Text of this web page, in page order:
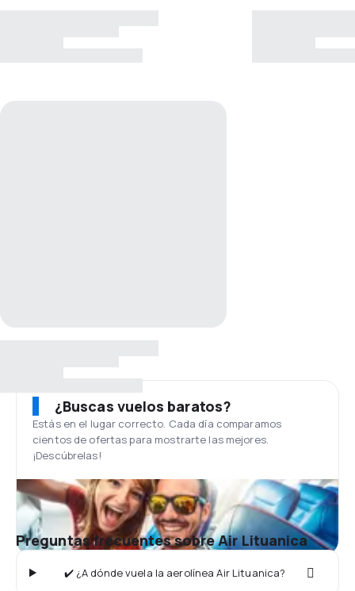
¿Buscas vuelos baratos?
Estás en el lugar correcto. Cada día comparamos
cientos de ofertas para mostrarte las mejores.
¡Descúbrelas!
Preguntas frecuentes sobre Air Lituanica
✔️ ¿A dónde vuela la aerolínea Air Lituanica?